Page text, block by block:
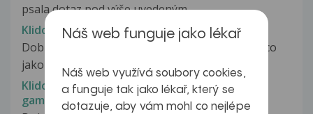
psala dotaz pod výše uvedeným...
Klidová dušnost
Dobrý den, již delší dobu, tak půl roku mám něco
jako dušnost vždy když jdu...
Klidová fáze klíšťové encef. - použití
gamaglobulinu
Náš web funguje jako lékař
Náš web využívá soubory cookies,
a funguje tak jako lékař, který se
dotazuje, aby vám mohl co nejlépe